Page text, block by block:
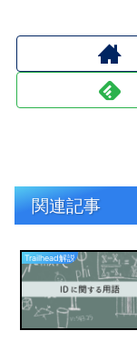
関連記事
Trailhead解説